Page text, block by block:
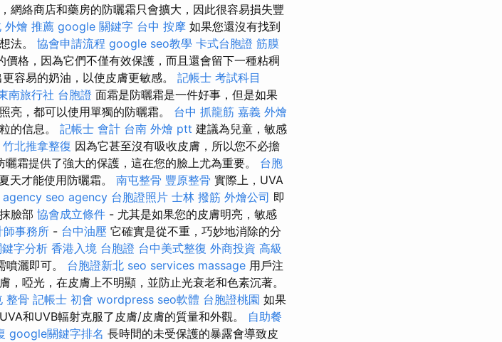
網絡商店和藥房的防曬霜只會擴大，因此很容易損失豐
外燴 推薦 google 關鍵字 台中 按摩 如果您還沒有找到
法。 協會申請流程 google seo教學 卡式台胞證 筋膜
格，因為它們不僅有效保護，而且還會留下一種粘稠
容易的奶油，以使皮膚更敏感。 記帳士 考試科目
南旅行社 台胞證 面霜是防曬霜是一件好事，但是如果
亮，都可以使用單獨的防曬霜。 台中 抓龍筋 嘉義 外燴
的信息。 記帳士 會計 台南 外燴 ptt 建議為兒童，敏感
竹北推拿整復 因為它甚至沒有吸收皮膚，所以您不必擔
霜提供了強大的保護，這在您的臉上尤為重要。 台胞
天才能使用防曬霜。 南屯整骨 豐原整骨 實際上，UVA
agency seo agency 台胞證照片 士林 撥筋 外燴公司 即
臉部 協會成立條件 - 尤其是如果您的皮膚明亮，敏感
師事務所 - 台中油壓 它確實是從不重，巧妙地消除的分
字分析 香港入境 台胞證 台中美式整復 外商投資 高級
噴灑即可。 台胞證新北 seo services massage 用戶注
啞光，在皮膚上不明顯，並防止光衰老和色素沉著。
整骨 記帳士 初會 wordpress seo軟體 台胞證桃園 如果
和UVB輻射克服了皮膚/皮膚的質量和外觀。 自助餐
google關鍵字排名 長時間的未受保護的暴露會導致皮